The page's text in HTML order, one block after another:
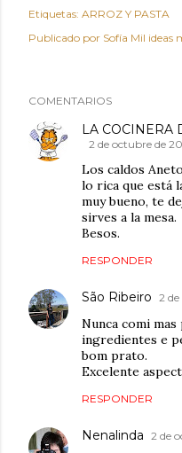
Etiquetas: ARROZ Y PASTA
Publicado por Sofía Mil ideas
COMENTARIOS
LA COCINERA
2 de octubre de
Los caldos
lo rica que está
muy bueno, te
sirves a la mesa.
Besos.
RESPONDER
São Ribeiro 2 de
Nunca comi
ingredientes e
bom prato.
Excelente
RESPONDER
Nenalinda 2 de